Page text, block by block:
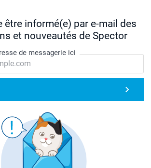
être informé(e) par e-mail des
et nouveautés de Spector
de messagerie ici